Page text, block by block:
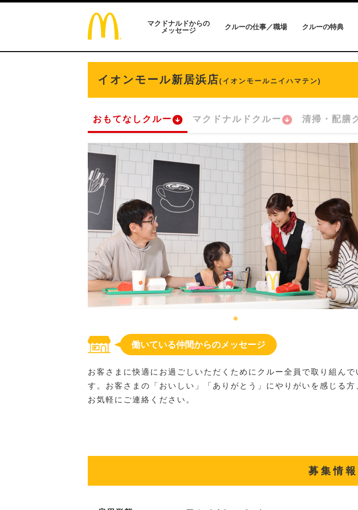
マクドナルドからの
メッセージ
クルーの仕事／職場 クルーの特典
イオンモール新居浜店(イオンモールニイハマテン)
おもてなしクルー マクドナルドクルー 清掃・配膳
働いている仲間からのメッセージ
お客さまに快適にお過ごしいただくためにクルー全員で取り組んで
す。お客さまの「おいしい」「ありがとう」にやりがいを感じる方
お気軽にご連絡ください。
募集情報